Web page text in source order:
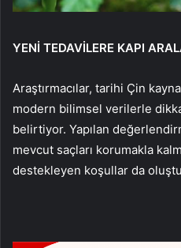
YENİ TEDAVİLERE KAPI
Araştırmacılar, tarihi Çin
modern bilimsel verilerle
belirtiyor. Yapılan
mevcut saçları korumakla
destekleyen koşullar da